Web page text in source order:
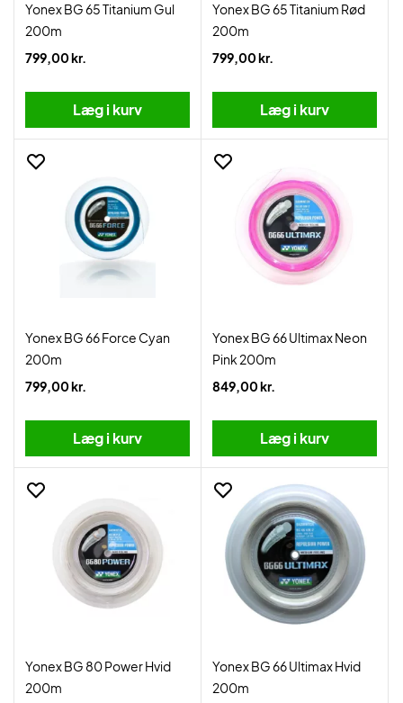
Yonex BG 65 Titanium Gul
200m
799,00 kr.
Læg i kurv
Yonex BG 65 Titanium Rød
200m
799,00 kr.
Læg i kurv
Yonex BG 66 Force Cyan
200m
799,00 kr.
Læg i kurv
Yonex BG 66 Ultimax Neon
Pink 200m
849,00 kr.
Læg i kurv
Yonex BG 80 Power Hvid
200m
Yonex BG 66 Ultimax Hvid
200m